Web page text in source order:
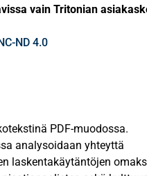
vain Tritonian
ND 4.0
PDF-muodossa.
analysoidaan yhteyttä
laskentakäytäntöjen